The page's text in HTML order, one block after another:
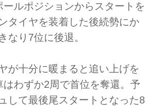
ルポジションからスタートを
タイヤを装着した後続勢にか
なり7位に後退。
が十分に暖まると追い上げを
はわずか2周で首位を奪還。予
して最後尾スタートとなった8